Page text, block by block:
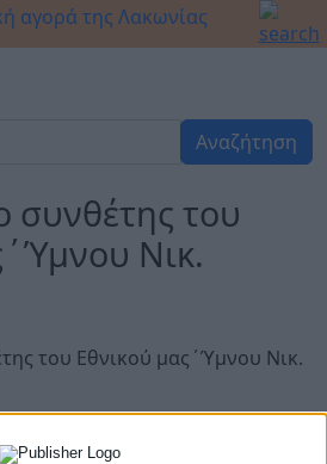
Αναζήτηση
συνθέτης του
Νικ.